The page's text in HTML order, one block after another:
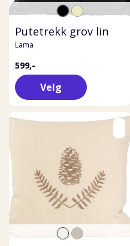
Putetrekk grov lin
Lama
599,-
Velg